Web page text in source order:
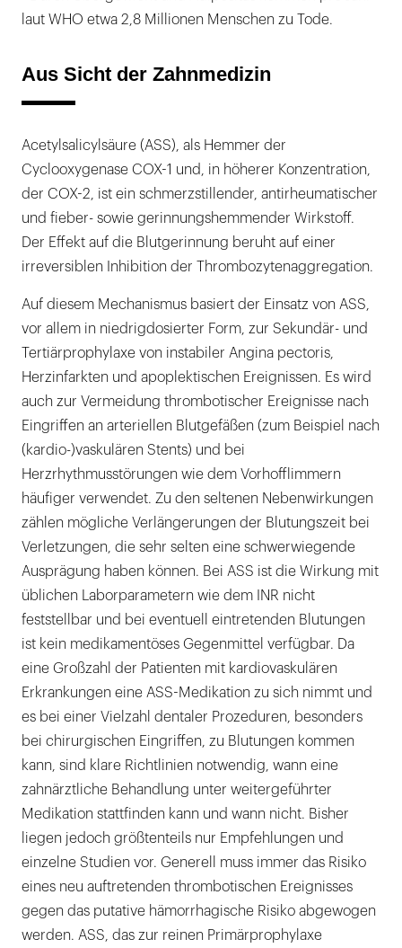
laut WHO etwa 2,8 Millionen Menschen zu Tode.
Aus Sicht der Zahnmedizin
Acetylsalicylsäure (ASS), als Hemmer der
Cyclooxygenase COX-1 und, in höherer Konzentration,
der COX-2, ist ein schmerzstillender, antirheumatischer
und fieber- sowie gerinnungshemmender Wirkstoff.
Der Effekt auf die Blutgerinnung beruht auf einer
irreversiblen Inhibition der Thrombozytenaggregation.
Auf diesem Mechanismus basiert der Einsatz von ASS,
vor allem in niedrigdosierter Form, zur Sekundär- und
Tertiärprophylaxe von instabiler Angina pectoris,
Herzinfarkten und apoplektischen Ereignissen. Es wird
auch zur Vermeidung thrombotischer Ereignisse nach
Eingriffen an arteriellen Blutgefäßen (zum Beispiel nach
(kardio-)vaskulären Stents) und bei
Herzrhythmusstörungen wie dem Vorhofflimmern
häufiger verwendet. Zu den seltenen Nebenwirkungen
zählen mögliche Verlängerungen der Blutungszeit bei
Verletzungen, die sehr selten eine schwerwiegende
Ausprägung haben können. Bei ASS ist die Wirkung mit
üblichen Laborparametern wie dem INR nicht
feststellbar und bei eventuell eintretenden Blutungen
ist kein medikamentöses Gegenmittel verfügbar. Da
eine Großzahl der Patienten mit kardiovaskulären
Erkrankungen eine ASS-Medikation zu sich nimmt und
es bei einer Vielzahl dentaler Prozeduren, besonders
bei chirurgischen Eingriffen, zu Blutungen kommen
kann, sind klare Richtlinien notwendig, wann eine
zahnärztliche Behandlung unter weitergeführter
Medikation stattfinden kann und wann nicht. Bisher
liegen jedoch größtenteils nur Empfehlungen und
einzelne Studien vor. Generell muss immer das Risiko
eines neu auftretenden thrombotischen Ereignisses
gegen das putative hämorrhagische Risiko abgewogen
werden. ASS, das zur reinen Primärprophylaxe